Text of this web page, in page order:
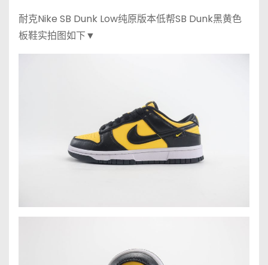
耐克Nike SB Dunk Low纯原版本低帮SB Dunk黑黄色
板鞋实拍图如下▼